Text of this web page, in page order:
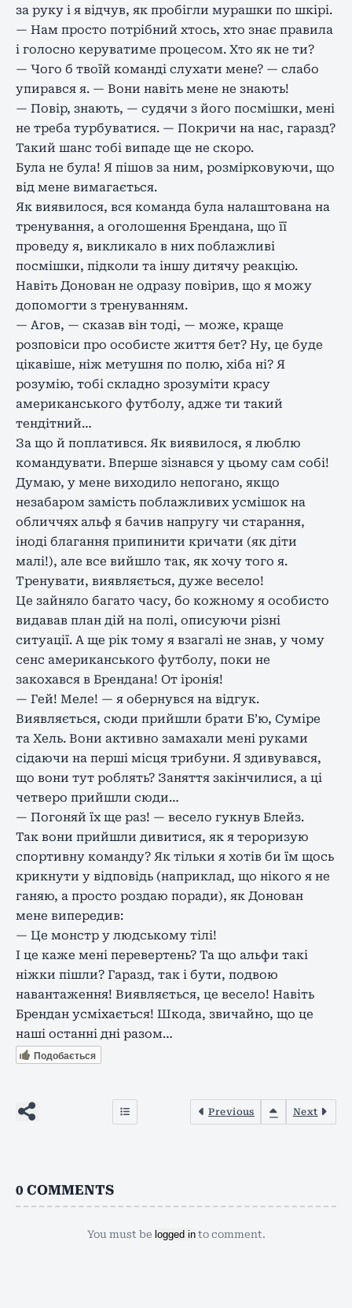
за руку і я відчув, як пробігли мурашки по шкірі.
— Нам просто потрібний хтось, хто знає правила
і голосно керуватиме процесом. Хто як не ти?
— Чого б твоїй команді слухати мене? — слабо
упирався я. — Вони навіть мене не знають!
— Повір, знають, — судячи з його посмішки, мені
не треба турбуватися. — Покричи на нас, гаразд?
Такий шанс тобі випаде ще не скоро.
Була не була! Я пішов за ним, розмірковуючи, що
від мене вимагається.
Як виявилося, вся команда була налаштована на
тренування, а оголошення Брендана, що її
проведу я, викликало в них поблажливі
посмішки, підколи та іншу дитячу реакцію.
Навіть Донован не одразу повірив, що я можу
допомогти з тренуванням.
— Агов, — сказав він тоді, — може, краще
розповіси про особисте життя бет? Ну, це буде
цікавіше, ніж метушня по полю, хіба ні? Я
розумію, тобі складно зрозуміти красу
американського футболу, адже ти такий
тендітний…
За що й поплатився. Як виявилося, я люблю
командувати. Вперше зізнався у цьому сам собі!
Думаю, у мене виходило непогано, якщо
незабаром замість поблажливих усмішок на
обличчях альф я бачив напругу чи старання,
іноді благання припинити кричати (як діти
малі!), але все вийшло так, як хочу того я.
Тренувати, виявляється, дуже весело!
Це зайняло багато часу, бо кожному я особисто
видавав план дій на полі, описуючи різні
ситуації. А ще рік тому я взагалі не знав, у чому
сенс американського футболу, поки не
закохався в Брендана! От іронія!
— Гей! Меле! — я обернувся на відгук.
Виявляється, сюди прийшли брати Б’ю, Суміре
та Хель. Вони активно замахали мені руками
сідаючи на перші місця трибуни. Я здивувався,
що вони тут роблять? Заняття закінчилися, а ці
четверо прийшли сюди…
— Погоняй їх ще раз! — весело гукнув Блейз.
Так вони прийшли дивитися, як я тероризую
спортивну команду? Як тільки я хотів би їм щось
крикнути у відповідь (наприклад, що нікого я не
ганяю, а просто роздаю поради), як Донован
мене випередив:
— Це монстр у людському тілі!
І це каже мені перевертень? Та що альфи такі
ніжки пішли? Гаразд, так і бути, подвою
навантаження! Виявляється, це весело! Навіть
Брендан усміхається! Шкода, звичайно, що це
наші останні дні разом…
Подобається
Previous Next
0 COMMENTS
You must be logged into comment.